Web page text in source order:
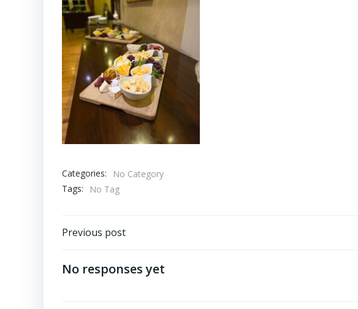
Categories:
No Category
Tags:
No Tag
Beitragsnavigation
Previous post
No responses yet